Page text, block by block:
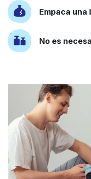
Empaca
No es